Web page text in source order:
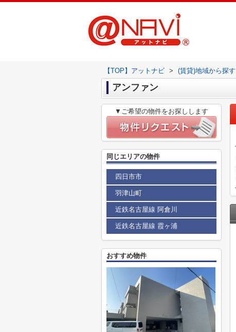
【TOP】アットナビ > (賃貸)地域から探す
アンファン
▼ご希望の物件をお探しします
同じエリアの物件
四日市市
羽津山町
近鉄名古屋線 阿倉川
近鉄名古屋線 霞ヶ浦
おすすめ物件